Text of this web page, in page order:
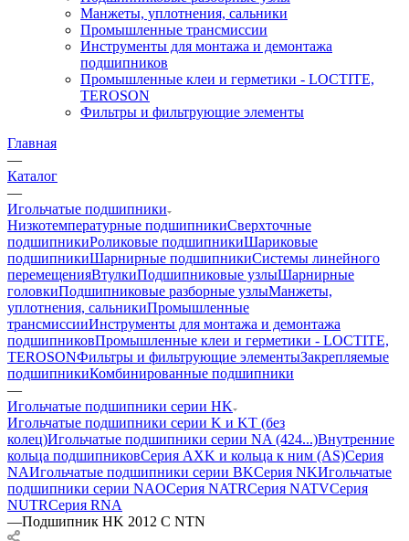
Манжеты, уплотнения, сальники
Промышленные трансмиссии
Инструменты для монтажа и демонтажа
подшипников
Промышленные клеи и герметики - LOCTITE,
TEROSON
Фильтры и фильтрующие элементы
Главная
—
Каталог
—
Игольчатые подшипники
Низкотемпературные подшипникиСверхточные
подшипникиРоликовые подшипникиШариковые
подшипникиШарнирные подшипникиСистемы линейного
перемещенияВтулкиПодшипниковые узлыШарнирные
головкиПодшипниковые разборные узлыМанжеты,
уплотнения, сальникиПромышленные
трансмиссииИнструменты для монтажа и демонтажа
подшипниковПромышленные клеи и герметики - LOCTITE,
TEROSONФильтры и фильтрующие элементыЗакрепляемые
подшипникиКомбинированные подшипники
—
Игольчатые подшипники серии HK
Игольчатые подшипники серии K и KT (без
колец)Игольчатые подшипники серии NA (424...)Внутренние
кольца подшипниковСерия AXK и кольца к ним (AS)Серия
NAИгольчатые подшипники серии BKСерия NKИгольчатые
подшипники серии NAOСерия NATRСерия NATVСерия
NUTRСерия RNA
—Подшипник HK 2012 C NTN